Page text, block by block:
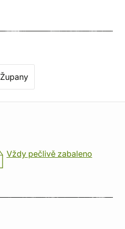
Župany
Vždy pečlivě zabaleno